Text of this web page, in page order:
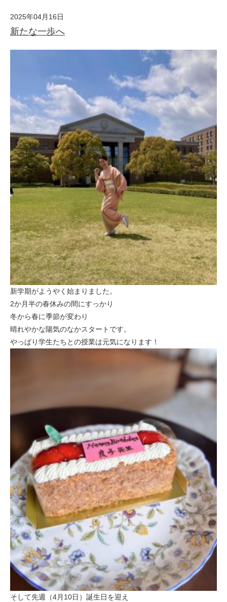
2025年04月16日
新たな一歩へ
新学期がようやく始まりました。
2か月半の春休みの間にすっかり
冬から春に季節が変わり
晴れやかな陽気のなかスタートです。
やっぱり学生たちとの授業は元気になります！
そして先週（4月10日）誕生日を迎え